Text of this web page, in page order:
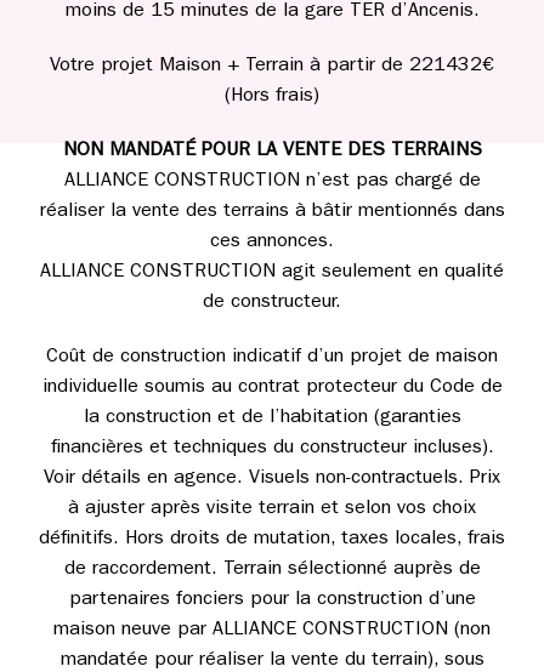
moins de 15 minutes de la gare TER d’Ancenis.
Votre projet Maison + Terrain à partir de 221432€
(Hors frais)
NON MANDATÉ POUR LA VENTE DES TERRAINS
ALLIANCE CONSTRUCTION n’est pas chargé de
réaliser la vente des terrains à bâtir mentionnés dans
ces annonces.
ALLIANCE CONSTRUCTION agit seulement en qualité
de constructeur.
Coût de construction indicatif d’un projet de maison
individuelle soumis au contrat protecteur du Code de
la construction et de l’habitation (garanties
financières et techniques du constructeur incluses).
Voir détails en agence. Visuels non-contractuels. Prix
à ajuster après visite terrain et selon vos choix
définitifs. Hors droits de mutation, taxes locales, frais
de raccordement. Terrain sélectionné auprès de
partenaires fonciers pour la construction d’une
maison neuve par ALLIANCE CONSTRUCTION (non
mandatée pour réaliser la vente du terrain), sous